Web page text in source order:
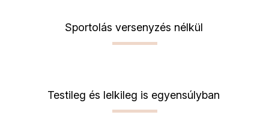
Sportolás versenyzés nélkül
Testileg és lelkileg is egyensúlyban